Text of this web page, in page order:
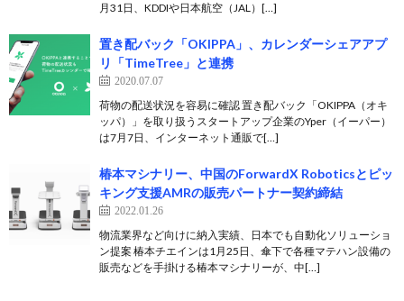
月31日、KDDIや日本航空（JAL）[…]
置き配バック「OKIPPA」、カレンダーシェアアプ
リ「TimeTree」と連携
2020.07.07
荷物の配送状況を容易に確認 置き配バック「OKIPPA（オキ
ッパ）」を取り扱うスタートアップ企業のYper（イーパー）
は7月7日、インターネット通販で[…]
椿本マシナリー、中国のForwardX Roboticsとピッ
キング支援AMRの販売パートナー契約締結
2022.01.26
物流業界など向けに納入実績、日本でも自動化ソリューショ
ン提案 椿本チエインは1月25日、傘下で各種マテハン設備の
販売などを手掛ける椿本マシナリーが、中[…]